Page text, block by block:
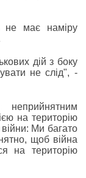
не має наміру
дій з боку
не слід", -
на територію
війни: Ми багато
щоб війна
на територію